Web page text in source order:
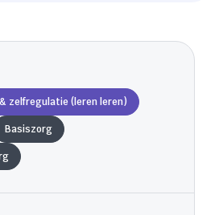
zelfregulatie (leren leren)
Basiszorg